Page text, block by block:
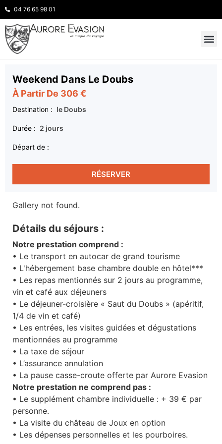
04 76 65 98 01
Gallery not found.
Détails du séjours :
Notre prestation comprend :
• Le transport en autocar de grand tourisme
• L'hébergement base chambre double en hôtel***
• Les repas mentionnés sur 2 jours au programme,
vin et café aux déjeuners
• Le déjeuner-croisière « Saut du Doubs » (apéritif,
1/4 de vin et café)
• Les entrées, les visites guidées et dégustations
mentionnées au programme
• La taxe de séjour
• L’assurance annulation
• La pause casse-croute offerte par Aurore Evasion
Notre prestation ne comprend pas :
• Le supplément chambre individuelle : + 39 € par
personne.
• La visite du château de Joux en option
• Les dépenses personnelles et les pourboires.
Weekend Dans Le Doubs
À Partir De 306 €
Destination : le Doubs
Durée : 2 jours
Départ de :
RÉSERVER